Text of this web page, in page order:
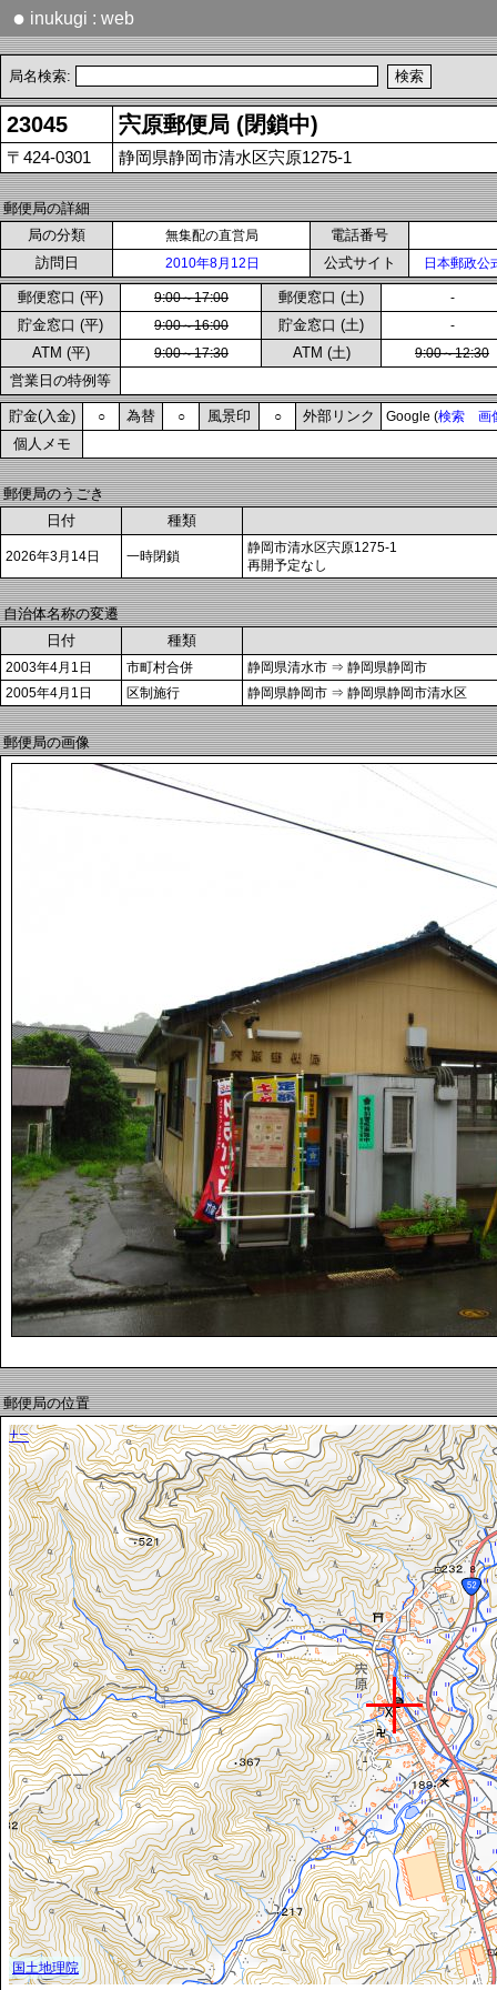
● inukugi : web
局名検索:
23045 宍原郵便局 (閉鎖中)
〒424-0301 静岡県静岡市清水区宍原1275-1
郵便局の詳細
局の分類
無集配の直営局
電話番号
訪問日
2010年8月12日 公式サイト 日本郵政公
郵便窓口 (平) 9:00～17:00 郵便窓口 (土) -
貯金窓口 (平) 9:00～16:00 貯金窓口 (土) -
ATM (平) 9:00～17:30 ATM (土) 9:00～12:30
営業日の特例等
貯金(入金) ○ 為替 ○ 風景印 ○ 外部リンク Google (検索 画
個人メモ
郵便局のうごき
日付
種類
2026年3月14日 一時閉鎖
静岡市清水区宍原1275-1
再開予定なし
自治体名称の変遷
日付
種類
2003年4月1日 市町村合併
静岡県清水市 ⇒ 静岡県静岡市
2005年4月1日
区制施行 静岡県静岡市 ⇒ 静岡県静岡市清水区
郵便局の画像
郵便局の位置